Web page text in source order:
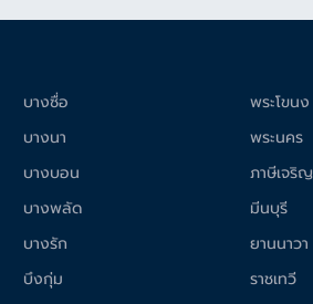
บางซื่อ
บางนา
บางบอน
บางพลัด
บางรัก
บึงกุ่ม
พระโขนง
พระนคร
ภาษีเจริญ
มีนบุรี
ยานนาวา
ราชเทวี